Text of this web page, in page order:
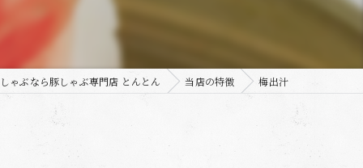
ゃぶなら豚しゃぶ専門店 とんとん 当店の特徴 梅出汁